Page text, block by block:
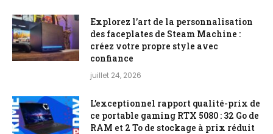
Explorez l’art de la personnalisation
des faceplates de Steam Machine :
créez votre propre style avec
confiance
juillet 24, 2026
L’exceptionnel rapport qualité-prix de
ce portable gaming RTX 5080 : 32 Go de
RAM et 2 To de stockage à prix réduit